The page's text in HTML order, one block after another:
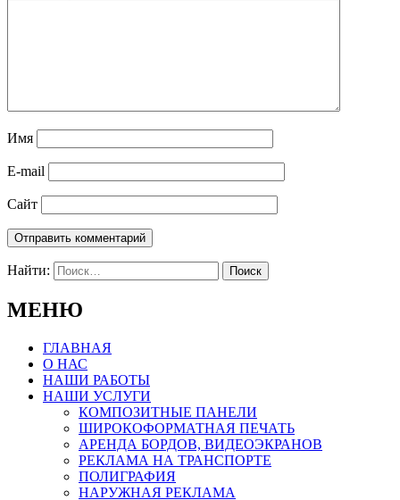
Имя
E-mail
Сайт
Найти:
МЕНЮ
ГЛАВНАЯ
О НАС
НАШИ РАБОТЫ
НАШИ УСЛУГИ
КОМПОЗИТНЫЕ ПАНЕЛИ
ШИРОКОФОРМАТНАЯ ПЕЧАТЬ
АРЕНДА БОРДОВ, ВИДЕОЭКРАНОВ
РЕКЛАМА НА ТРАНСПОРТЕ
ПОЛИГРАФИЯ
НАРУЖНАЯ РЕКЛАМА